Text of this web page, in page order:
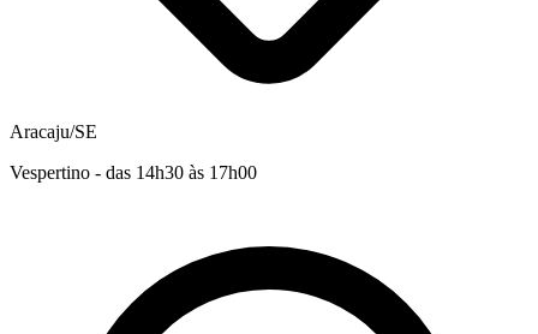
Aracaju/SE
Vespertino - das 14h30 às 17h00